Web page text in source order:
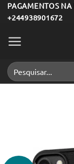
Skip
to
content
PAGAMENTOS
+244938901672
Pesquisar
por: